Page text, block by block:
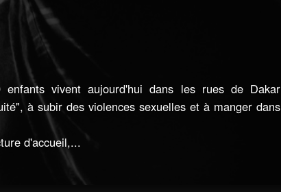
vivent aujourd'hui dans les rues de Dakar
à subir des violences sexuelles et à manger dans
d'accueil,...